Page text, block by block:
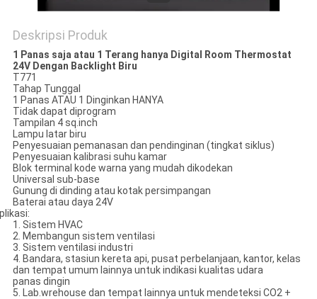
Deskripsi Produk
1 Panas saja atau 1 Terang hanya Digital Room Thermostat
24V Dengan Backlight Biru
T771
Tahap Tunggal
1 Panas ATAU 1 Dinginkan HANYA
Tidak dapat diprogram
Tampilan 4 sq.inch
Lampu latar biru
Penyesuaian pemanasan dan pendinginan (tingkat siklus)
Penyesuaian kalibrasi suhu kamar
Blok terminal kode warna yang mudah dikodekan
Universal sub-base
Gunung di dinding atau kotak persimpangan
Baterai atau daya 24V
1. Sistem HVAC
2. Membangun sistem ventilasi
3. Sistem ventilasi industri
4. Bandara, stasiun kereta api, pusat perbelanjaan, kantor, kelas
dan tempat umum lainnya untuk indikasi kualitas udara
panas dingin
5. Lab.wrehouse dan tempat lainnya untuk mendeteksi CO2 +